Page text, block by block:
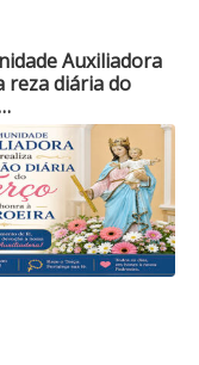
Auxiliadora
reza diária do